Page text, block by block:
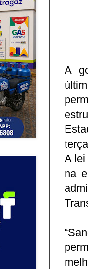
A
A lei
na